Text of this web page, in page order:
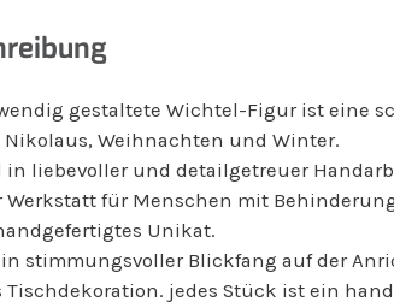
gestaltete Wichtel-Figur ist eine
Nikolaus, Weihnachten und Winter.
in liebevoller und detailgetreuer
Werkstatt für Menschen mit
Unikat.
stimmungsvoller Blickfang auf der
Tischdekoration. jedes Stück ist ein